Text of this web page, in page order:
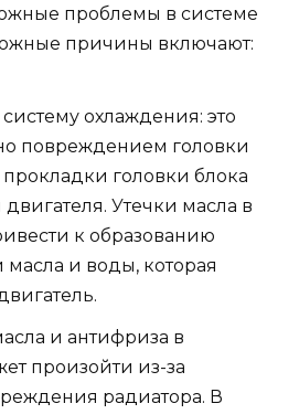
проблемы в системе
причины включают:
охлаждения: это
повреждением головки
головки блока
Утечки масла в
к образованию
и воды, которая
и антифриза в
произойти из-за
радиатора. В